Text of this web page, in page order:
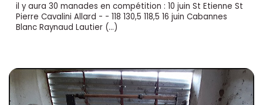
il y aura 30 manades en compétition : 10 juin St Etienne St
Pierre Cavalini Allard - - 118 130,5 118,5 16 juin Cabannes
Blanc Raynaud Lautier (…)